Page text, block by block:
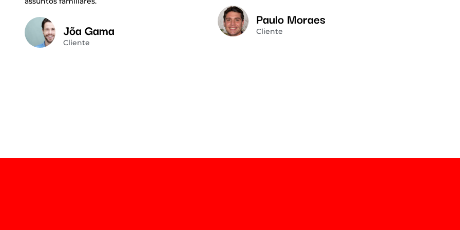
Jõa Gama
Cliente
Paulo Moraes
Cliente